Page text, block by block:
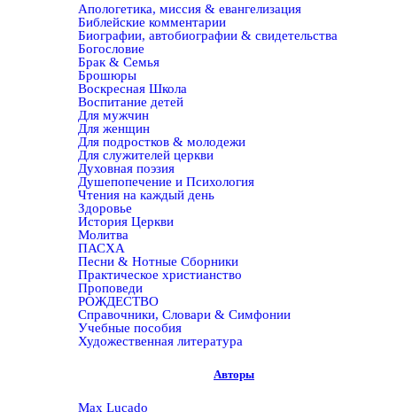
Апологетика, миссия & евангелизация
Библейские комментарии
Биографии, автобиографии & свидетельства
Богословие
Брак & Семья
Брошюры
Воскресная Школа
Воспитание детей
Для мужчин
Для женщин
Для подростков & молодежи
Для служителей церкви
Духовная поэзия
Душепопечение и Психология
Чтения на каждый день
Здоровье
История Церкви
Молитва
ПАСХА
Песни & Нотные Сборники
Практическое христианство
Проповеди
РОЖДЕСТВО
Справочники, Словари & Симфонии
Учебные пособия
Художественная литература
Авторы
Max Lucado